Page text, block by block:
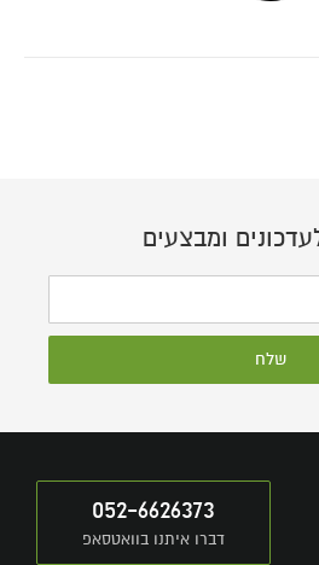
ומבצעים
שלח
052-6626373
דברו איתנו בוואטסאפ